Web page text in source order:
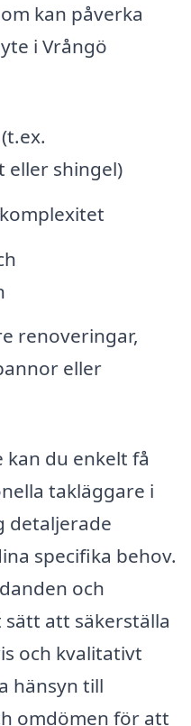
kan påverka
i Vrångö
eller shingel)
renoveringar,
eller
kan du enkelt få
takläggare i
detaljerade
specifika behov.
och
att säkerställa
och kvalitativt
hänsyn till
omdömen för att